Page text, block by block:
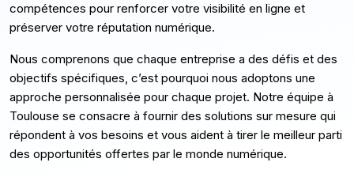
compétences pour renforcer votre visibilité en ligne et
préserver votre réputation numérique.
Nous comprenons que chaque entreprise a des défis et des
objectifs spécifiques, c’est pourquoi nous adoptons une
approche personnalisée pour chaque projet. Notre équipe à
Toulouse se consacre à fournir des solutions sur mesure qui
répondent à vos besoins et vous aident à tirer le meilleur parti
des opportunités offertes par le monde numérique.